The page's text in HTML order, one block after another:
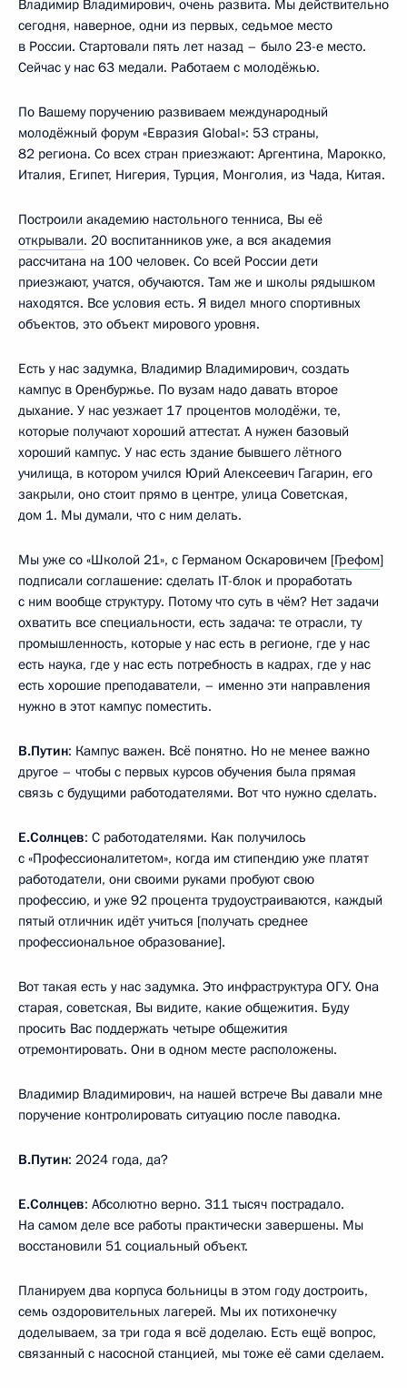
Владимир Владимирович, очень развита. Мы действительно
сегодня, наверное, одни из первых, седьмое место
в России. Стартовали пять лет назад – было 23-е место.
Сейчас у нас 63 медали. Работаем с молодёжью.
По Вашему поручению развиваем международный
молодёжный форум «Евразия Global»: 53 страны,
82 региона. Со всех стран приезжают: Аргентина, Марокко,
Италия, Египет, Нигерия, Турция, Монголия, из Чада, Китая.
Построили академию настольного тенниса, Вы её
открывали. 20 воспитанников уже, а вся академия
рассчитана на 100 человек. Со всей России дети
приезжают, учатся, обучаются. Там же и школы рядышком
находятся. Все условия есть. Я видел много спортивных
объектов, это объект мирового уровня.
Есть у нас задумка, Владимир Владимирович, создать
кампус в Оренбуржье. По вузам надо давать второе
дыхание. У нас уезжает 17 процентов молодёжи, те,
которые получают хороший аттестат. А нужен базовый
хороший кампус. У нас есть здание бывшего лётного
училища, в котором учился Юрий Алексеевич Гагарин, его
закрыли, оно стоит прямо в центре, улица Советская,
дом 1. Мы думали, что с ним делать.
Мы уже со «Школой 21», с Германом Оскаровичем [Грефом]
подписали соглашение: сделать IT-блок и проработать
с ним вообще структуру. Потому что суть в чём? Нет задачи
охватить все специальности, есть задача: те отрасли, ту
промышленность, которые у нас есть в регионе, где у нас
есть наука, где у нас есть потребность в кадрах, где у нас
есть хорошие преподаватели, – именно эти направления
нужно в этот кампус поместить.
В.Путин: Кампус важен. Всё понятно. Но не менее важно
другое – чтобы с первых курсов обучения была прямая
связь с будущими работодателями. Вот что нужно сделать.
Е.Солнцев: С работодателями. Как получилось
с «Профессионалитетом», когда им стипендию уже платят
работодатели, они своими руками пробуют свою
профессию, и уже 92 процента трудоустраиваются, каждый
пятый отличник идёт учиться [получать среднее
профессиональное образование].
Вот такая есть у нас задумка. Это инфраструктура ОГУ. Она
старая, советская, Вы видите, какие общежития. Буду
просить Вас поддержать четыре общежития
отремонтировать. Они в одном месте расположены.
Владимир Владимирович, на нашей встрече Вы давали мне
поручение контролировать ситуацию после паводка.
В.Путин: 2024 года, да?
Е.Солнцев: Абсолютно верно. 311 тысяч пострадало.
На самом деле все работы практически завершены. Мы
восстановили 51 социальный объект.
Планируем два корпуса больницы в этом году достроить,
семь оздоровительных лагерей. Мы их потихонечку
доделываем, за три года я всё доделаю. Есть ещё вопрос,
связанный с насосной станцией, мы тоже её сами сделаем.